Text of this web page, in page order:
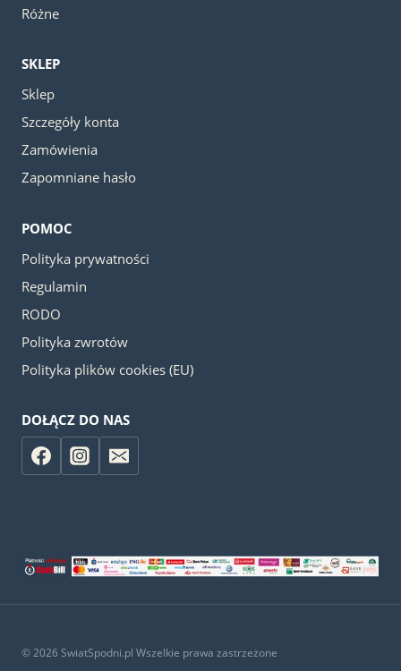
Różne
SKLEP
Sklep
Szczegóły konta
Zamówienia
Zapomniane hasło
POMOC
Polityka prywatności
Regulamin
RODO
Polityka zwrotów
Polityka plików cookies (EU)
DOŁĄCZ DO NAS
© 2026 SwiatSpodni.pl Wszelkie prawa zastrzeżone